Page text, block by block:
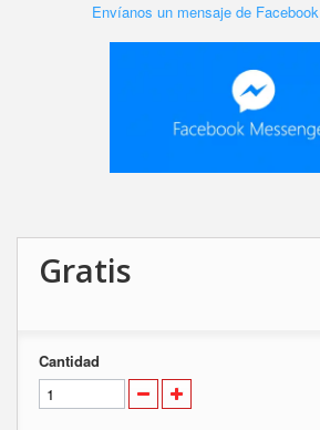
Envíanos un mensaje de Facebook
Gratis
Cantidad